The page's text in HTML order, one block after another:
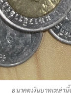
อนาคตเงินบาทเหล่า